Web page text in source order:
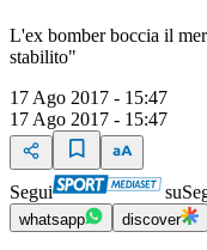
L'ex bomber boccia il
stabilito"
17 Ago 2017 - 15:47
17 Ago 2017 - 15:47
Segui su
whatsapp discover